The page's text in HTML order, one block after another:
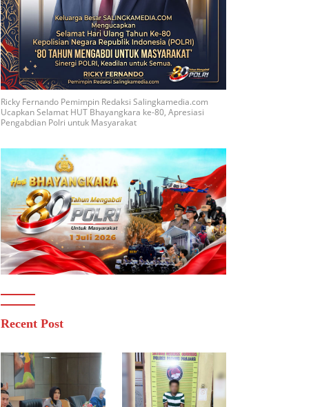
Ricky Fernando Pemimpin Redaksi Salingkamedia.com
Ucapkan Selamat HUT Bhayangkara ke-80, Apresiasi
Pengabdian Polri untuk Masyarakat
Recent Post